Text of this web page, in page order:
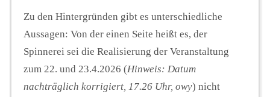
Seminare
Unterstützen
Zu den Hintergründen gibt es unterschiedliche
Aussagen: Von der einen Seite heißt es, der
Spinnerei sei die Realisierung der Veranstaltung
zum 22. und 23.4.2026 (Hinweis: Datum
nachträglich korrigiert, 17.26 Uhr, owy) nicht